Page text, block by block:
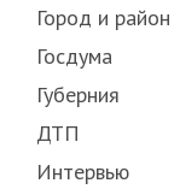
Город и район
Госдума
Губерния
ДТП
Интервью